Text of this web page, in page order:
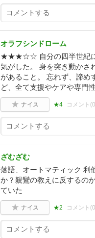
オラフシンドローム
★★★☆☆ 自分の四半世紀に
気がした。 身を突き動かさ
があること。 忘れず、諦め
ど、全て支援やケアや専門
ナイス ★4 コメント(0
ざむざむ
落語、オートマティック 利
か？親鸞の教えに反するの
ていた
ナイス ★2 コメント(0